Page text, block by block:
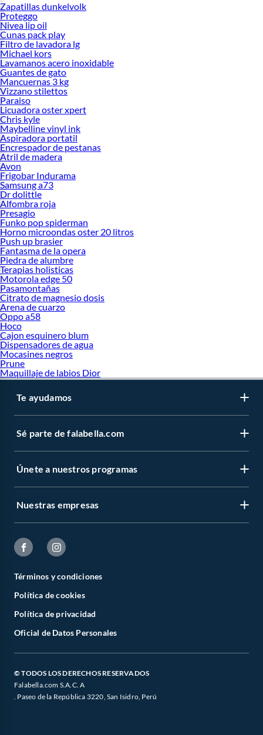
Zapatillas dunkelvolk
Proteggo
Nivea lip oil
Cunas pack play
Filtro de lavadora lg
Michael kors
Lavamanos acero inoxidable
Guantes de gato
Mancuernas 3 kg
Vizzano stilettos
Paraiso
Licuadora oster xpert
Chris kyle
Maybelline vinyl ink
Aspiradora portatil
Encrespador de pestanas
Atril de madera
Avon
Frigobar Indurama
Samsung a73
Dr dolittle
Alfombra roja
Presagio
Funko pop spiderman
Horno microondas oster 20 litros
Push up brasier
Fantasma de la opera
Piedra de alumbre
Terapias holisticas
Motorola edge 50
Pasamontañas
Citrato de magnesio dosis
Arena de cuarzo
Oppo a58
Hoco
Cajon esquinero blum
Dispensadores de agua
Mocasines negros
Prune
Maquillaje de labios Dior
Te ayudamos
Sé parte de falabella.com
Únete a nuestros programas
Nuestras empresas
Términos y condiciones
Política de cookies
Política de privacidad
Oficial de Datos Personales
© TODOS LOS DERECHOS RESERVADOS
Falabella.com S.A.C. A
. Paseo de la República 3220, San Isidro, Perú